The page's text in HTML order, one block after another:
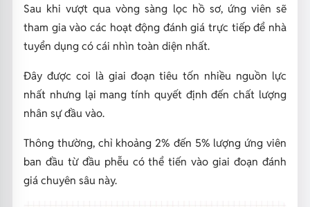
Sau khi vượt qua vòng sàng lọc hồ sơ, ứng viên sẽ
tham gia vào các hoạt động đánh giá trực tiếp để nhà
tuyển dụng có cái nhìn toàn diện nhất.
Đây được coi là giai đoạn tiêu tốn nhiều nguồn lực
nhất nhưng lại mang tính quyết định đến chất lượng
nhân sự đầu vào.
Thông thường, chỉ khoảng 2% đến 5% lượng ứng viên
ban đầu từ đầu phễu có thể tiến vào giai đoạn đánh
giá chuyên sâu này.